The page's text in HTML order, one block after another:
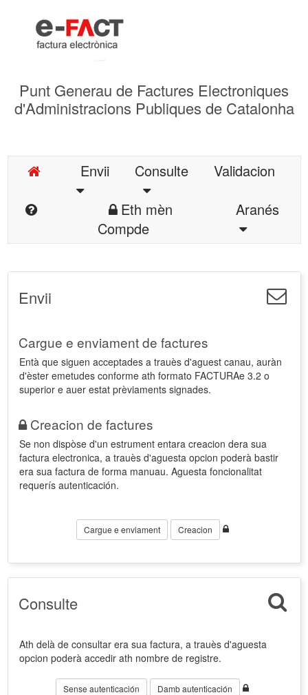
Punt Generau de Factures Electroniques
d'Administracions Publiques de Catalonha
Envii Consulte
Validacion
Eth mèn
Compde
Aranés
Envii
Cargue e enviament de factures
Entà que siguen acceptades a trauès d'aguest canau, auràn
d'èster emetudes conforme ath formato FACTURAe 3.2 o
superior e auer estat prèviaments signades.
Creacion de factures
Se non dispòse d'un estrument entara creacion dera sua
factura electronica, a trauès d'aguesta opcion poderà bastir
era sua factura de forma manuau. Aguesta foncionalitat
requerís autenticación.
Cargue e enviament Creacion
Consulte
Ath delà de consultar era sua factura, a trauès d'aguesta
opcion poderà accedir ath nombre de registre.
Sense autenticación Damb autenticación